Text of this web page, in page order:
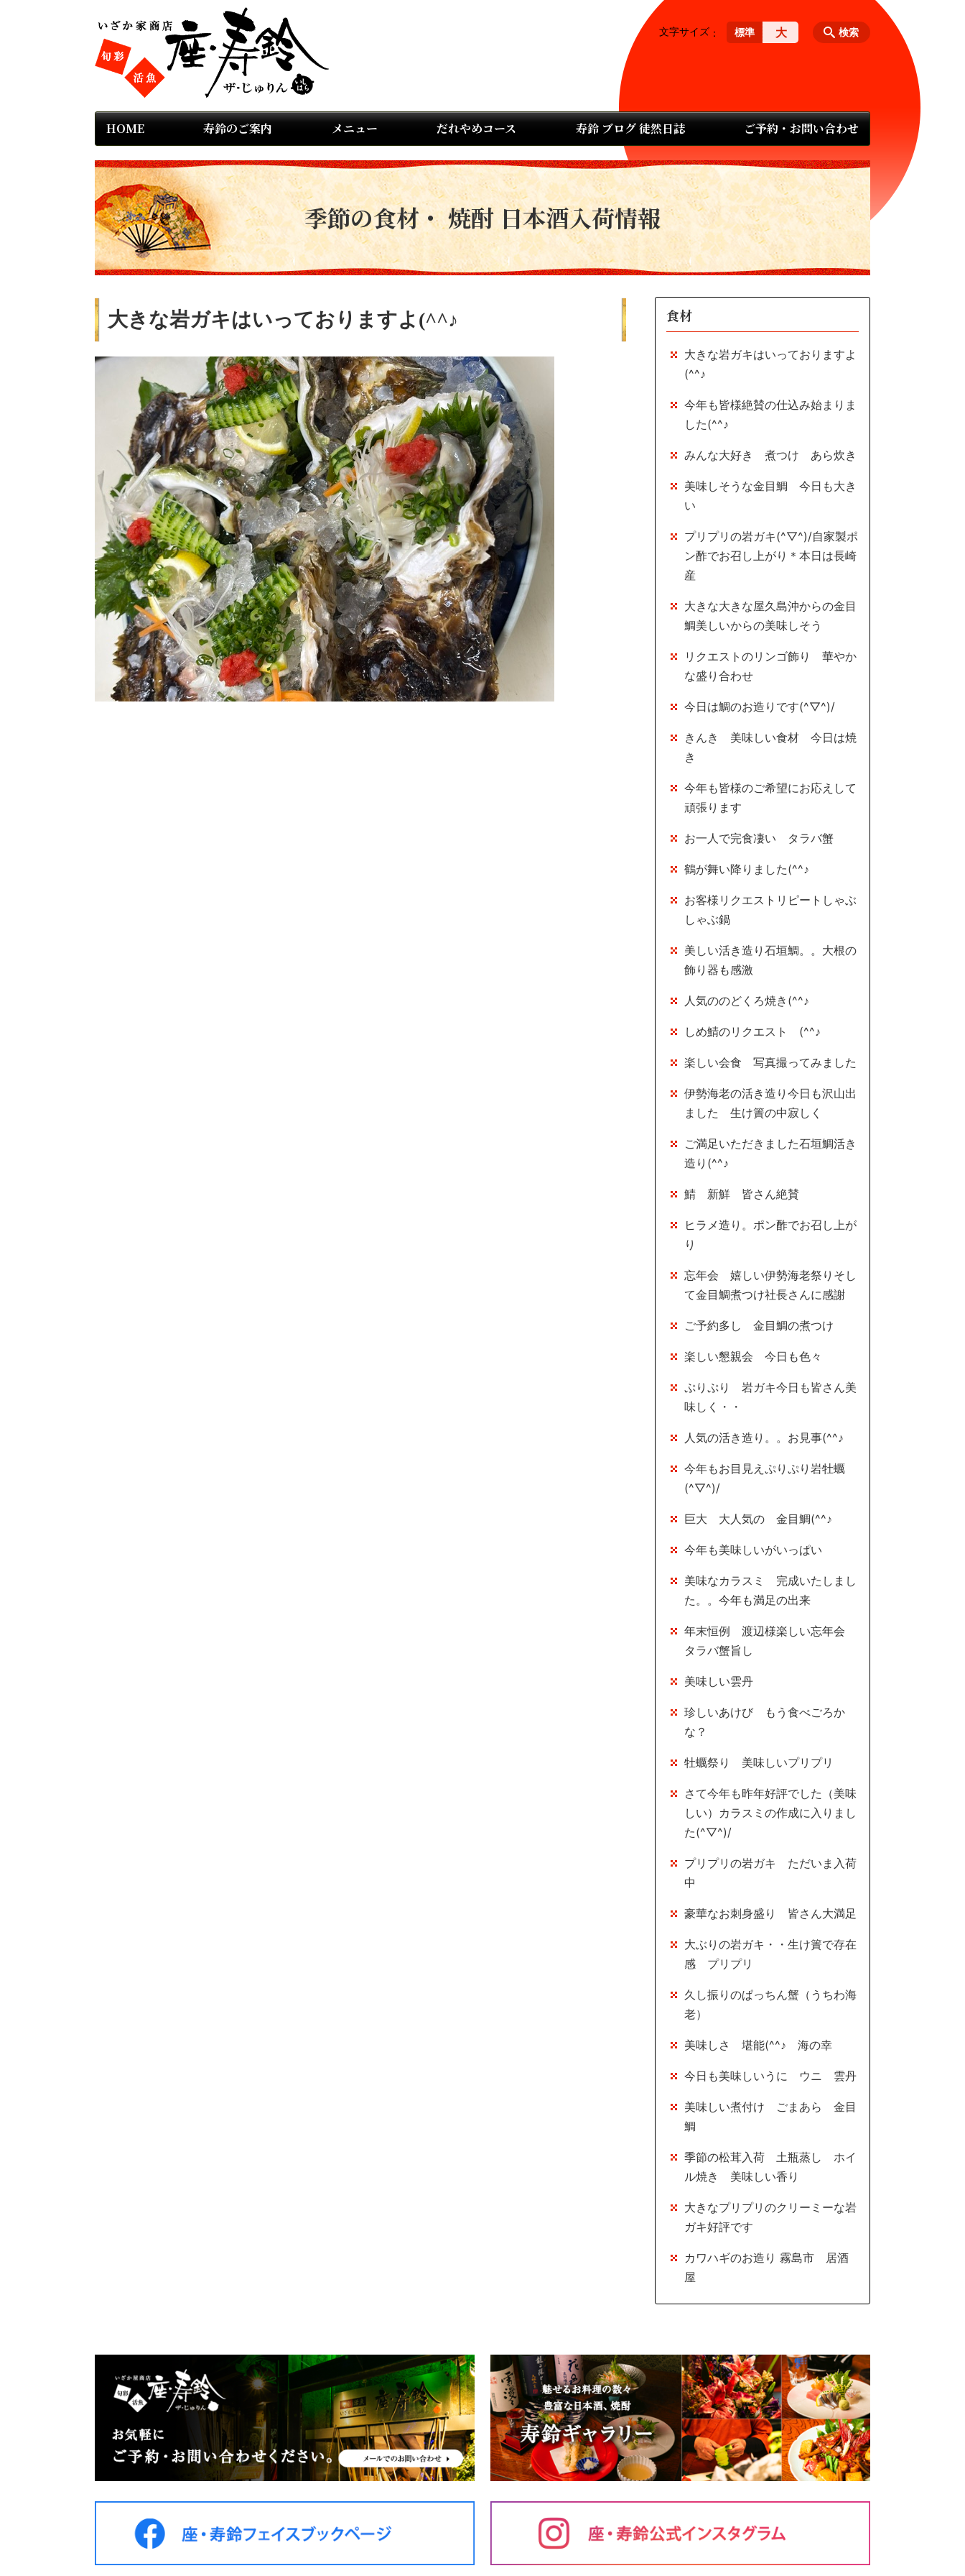
HOME 寿鈴のご案内 メニュー だれやめコース 寿鈴 ブログ 徒然日誌 ご予約・お問い合わせ
検索
文字サイズ 標準 大
季節の食材・ 焼酎 日本酒入荷情報
大きな岩ガキはいっておりますよ(^^♪ 食材
大きな岩ガキはいっておりますよ
(^^♪
今年も皆様絶賛の仕込み始まりま
した(^^♪
みんな大好き 煮つけ あら炊き
美味しそうな金目鯛 今日も大き
い
プリプリの岩ガキ(^▽^)/自家製ポ
ン酢でお召し上がり＊本日は長崎
産
大きな大きな屋久島沖からの金目
鯛美しいからの美味しそう
リクエストのリンゴ飾り 華やか
な盛り合わせ
今日は鯛のお造りです(^▽^)/
きんき 美味しい食材 今日は焼
き
今年も皆様のご希望にお応えして
頑張ります
お一人で完食凄い タラバ蟹
鶴が舞い降りました(^^♪
お客様リクエストリピートしゃぶ
しゃぶ鍋
美しい活き造り石垣鯛。。大根の
飾り器も感激
人気ののどくろ焼き(^^♪
しめ鯖のリクエスト (^^♪
楽しい会食 写真撮ってみました
伊勢海老の活き造り今日も沢山出
ました 生け簀の中寂しく
ご満足いただきました石垣鯛活き
造り(^^♪
鯖 新鮮 皆さん絶賛
ヒラメ造り。ポン酢でお召し上が
り
忘年会 嬉しい伊勢海老祭りそし
て金目鯛煮つけ社長さんに感謝
ご予約多し 金目鯛の煮つけ
楽しい懇親会 今日も色々
ぷりぷり 岩ガキ今日も皆さん美
味しく・・
人気の活き造り。。お見事(^^♪
今年もお目見えぷりぷり岩牡蠣
(^▽^)/
巨大 大人気の 金目鯛(^^♪
今年も美味しいがいっぱい
美味なカラスミ 完成いたしまし
た。。今年も満足の出来
年末恒例 渡辺様楽しい忘年会
タラバ蟹旨し
美味しい雲丹
珍しいあけび もう食べごろか
な？
牡蠣祭り 美味しいプリプリ
さて今年も昨年好評でした（美味
しい）カラスミの作成に入りまし
た(^▽^)/
プリプリの岩ガキ ただいま入荷
中
豪華なお刺身盛り 皆さん大満足
大ぶりの岩ガキ・・生け簀で存在
感 プリプリ
久し振りのぱっちん蟹（うちわ海
老）
美味しさ 堪能(^^♪ 海の幸
今日も美味しいうに ウニ 雲丹
美味しい煮付け ごまあら 金目
鯛
季節の松茸入荷 土瓶蒸し ホイ
ル焼き 美味しい香り
大きなプリプリのクリーミーな岩
ガキ好評です
カワハギのお造り 霧島市 居酒
屋